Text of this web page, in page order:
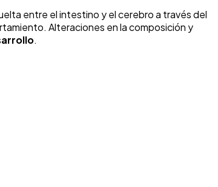
entre el intestino y el cerebro a través del
Alteraciones en la composición y
.